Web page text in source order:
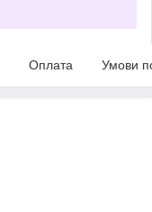
Оплата Умови